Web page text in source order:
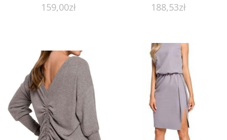
159,00zł 188,53zł